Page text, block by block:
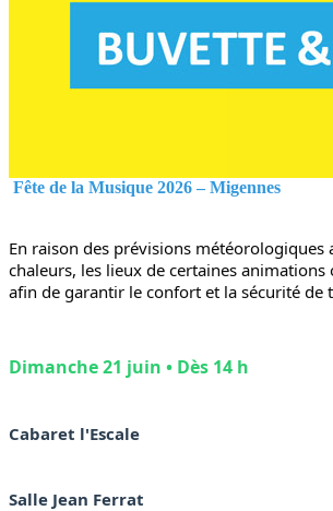
Fête de la Musique 2026 – Migennes
En raison des prévisions météorologiques
chaleurs, les lieux de certaines
afin de garantir le confort et la sécurité de
Dimanche 21 juin • Dès 14 h
Cabaret l'Escale
Salle Jean Ferrat